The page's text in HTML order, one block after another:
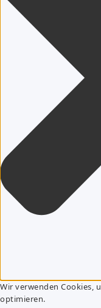
Wir verwenden Cookies,
optimieren.